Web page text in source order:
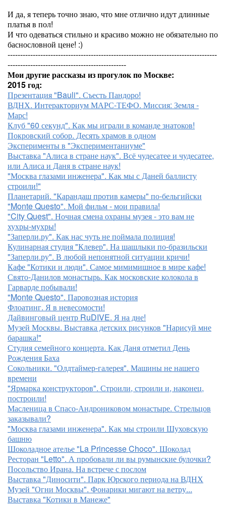
И да, я теперь точно знаю, что мне отлично идут длинные
платья в пол!
И что одеваться стильно и красиво можно не обязательно по
баснословной цене! :)
-----------------------------------------------------------------------------------
-----------------------------------------------
Мои другие рассказы из прогулок по Москве:
2015 год:
Презентация "Bauli". Съесть Пандоро!
ВДНХ. Интеракториум МАРС-ТЕФО. Миссия: Земля -
Марс!
Клуб "60 секунд". Как мы играли в команде знатоков!
Покровский собор. Десять храмов в одном
Эксперименты в "Экспериментаниуме"
Выставка "Алиса в стране наук". Всё чудесатее и чудесатее,
или Алиса и Даня в стране наук!
"Москва глазами инженера". Как мы с Даней баллисту
строили!"
Планетарий. "Карандаш против камеры" по-бельгийски
"Monte Questo". Мой фильм - мои правила!
"City Quest". Ночная смена охраны музея - это вам не
хухры-мухры!
"Заперли.ру". Как нас чуть не поймала полиция!
Кулинарная студия "Клевер". На шашлыки по-бразильски
"Заперли.ру". В любой непонятной ситуации кричи!
Кафе "Котики и люди". Самое мимимишное в мире кафе!
Свято-Данилов монастырь. Как московские колокола в
Гарварде побывали!
"Monte Questo". Паровозная история
Флоатинг. Я в невесомости!
Дайвинговый центр RuDIVE. Я на дне!
Музей Москвы. Выставка детских рисунков "Нарисуй мне
барашка!"
Студия семейного концерта. Как Даня отметил День
Рождения Баха
Сокольники. "Олдтаймер-галерея". Машины не нашего
времени
"Ярмарка конструкторов". Строили, строили и, наконец,
построили!
Масленица в Спасо-Андрониковом монастыре. Стрельцов
заказывали?
"Москва глазами инженера". Как мы строили Шуховскую
башню
Шоколадное ателье "La Princesse Choco". Шоколад
Ресторан "Letto". А пробовали ли вы румынские булочки?
Посольство Ирана. На встрече с послом
Выставка "Диносити". Парк Юрского периода на ВДНХ
Музей "Огни Москвы". Фонарики мигают на ветру...
Выставка "Котики в Манеже"